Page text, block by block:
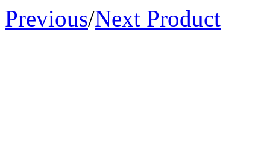
Previous/Next Product